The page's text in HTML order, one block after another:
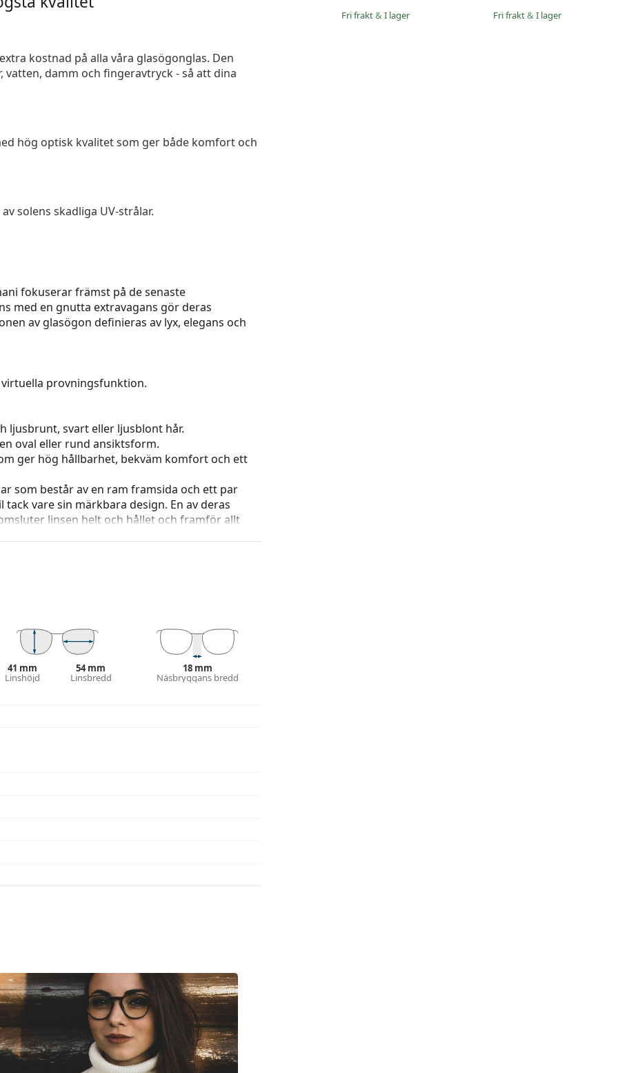
Fri frakt& I lager Fri frakt& I lager
kostnad på alla våra glasögonglas. Den
damm och fingeravtryck - så att dina
hög optisk kvalitet som ger både komfort och
solens skadliga UV-strålar.
fokuserar främst på de senaste
med en gnutta extravagans gör deras
av glasögon definieras av lyx, elegans och
provningsfunktion.
ljusbrunt, svart eller ljusblont hår.
oval eller rund ansiktsform.
ger hög hållbarhet, bekväm komfort och ett
som består av en ram framsida och ett par
vare sin märkbara design. En av deras
linsen helt och hållet och framför allt
färg och utformning kan variera.
skötsel av glasögon. Observera att vissa
eller kolla in vår glasögonguide
om du
före användning
41 mm
Linshöjd
54 mm
Linsbredd
18 mm
Näsbryggans bredd